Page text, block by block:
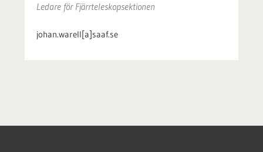
Ledare för Fjärrteleskopsektionen
johan.warell[a]saaf.se